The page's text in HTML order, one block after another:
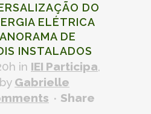
DO
ELÉTRICA
DE
INSTALADOS
in IEI Participa,
by Gabrielle
Share